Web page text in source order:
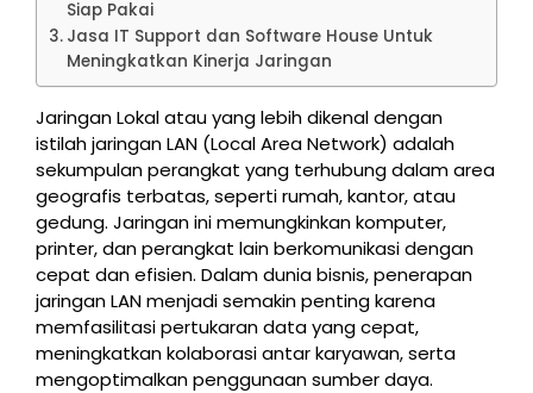
Siap Pakai
Jasa IT Support dan Software House Untuk
Meningkatkan Kinerja Jaringan
Jaringan Lokal atau yang lebih dikenal dengan
istilah jaringan LAN (Local Area Network) adalah
sekumpulan perangkat yang terhubung dalam area
geografis terbatas, seperti rumah, kantor, atau
gedung. Jaringan ini memungkinkan komputer,
printer, dan perangkat lain berkomunikasi dengan
cepat dan efisien. Dalam dunia bisnis, penerapan
jaringan LAN menjadi semakin penting karena
memfasilitasi pertukaran data yang cepat,
meningkatkan kolaborasi antar karyawan, serta
mengoptimalkan penggunaan sumber daya.